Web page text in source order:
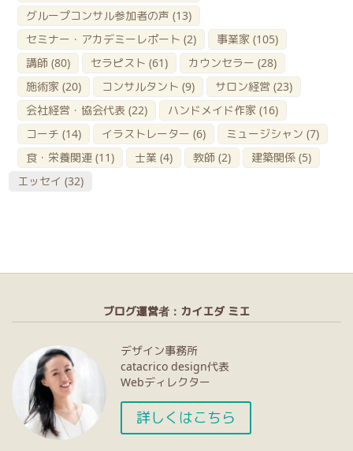
グループコンサル参加者の声 (13)
セミナー・アカデミーレポート (2) 事業家 (105)
講師 (80) セラピスト (61) カウンセラー (28)
施術家 (20) コンサルタント (9) サロン経営 (23)
会社経営・協会代表 (22) ハンドメイド作家 (16)
コーチ (14) イラストレーター (6) ミュージシャン (7)
食・栄養関連 (11) 士業 (4) 教師 (2) 建築関係 (5)
エッセイ (32)
ブログ運営者：カイエダ ミエ
デザイン事務所
catacrico design代表
Webディレクター
詳しくはこちら